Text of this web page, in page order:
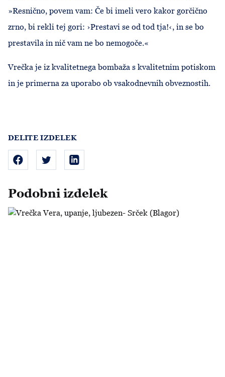
DELITE IZDELEK
»Resnično, povem vam: Če bi imeli vero kakor gorčično
zrno, bi rekli tej gori: ›Prestavi se od tod tja!‹, in se bo
prestavila in nič vam ne bo nemogoče.«
Vrečka je iz kvalitetnega bombaža s kvalitetnim potiskom
in je primerna za uporabo ob vsakodnevnih obveznostih.
Podobni izdelek
Vrečka Vera, upanje, ljubezen- Srček (Blagor)